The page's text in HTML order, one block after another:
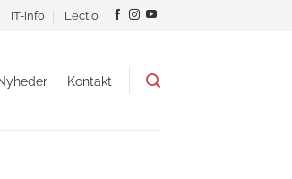
IT-info Lectio
Kontakt